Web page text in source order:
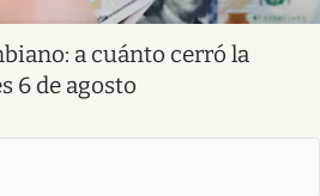
a cuánto cerró la
6 de agosto